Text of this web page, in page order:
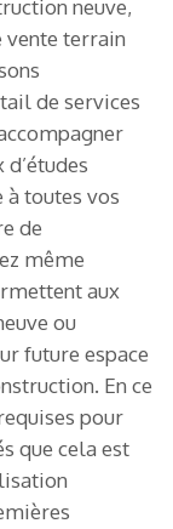
neuve,
vente terrain
de services
à toutes vos
de
même
aux
ou
future espace
En ce
pour
que cela est